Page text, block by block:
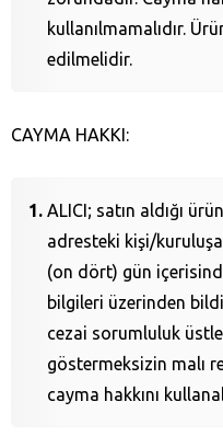
kullanılmamalıdır.
edilmelidir.
CAYMA HAKKI:
ALICI; satın aldığı
adresteki kişi/
(on dört) gün
bilgileri üzerinden
cezai sorumluluk
göstermeksizin malı
cayma hakkını